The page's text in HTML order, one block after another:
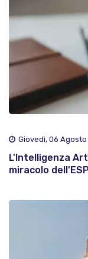
Giovedì, 06
L'Intelligenza
miracolo